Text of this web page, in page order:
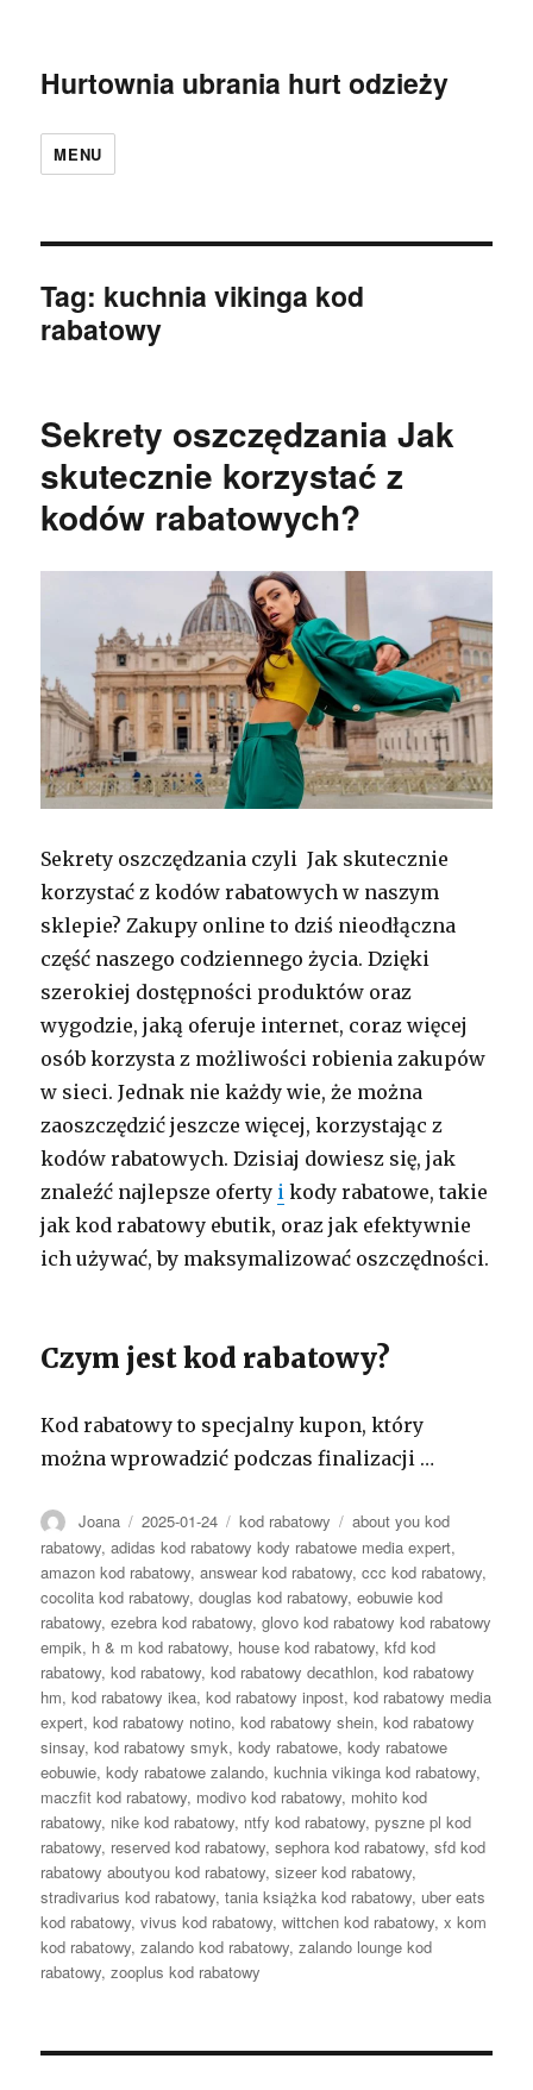
Hurtownia ubrania hurt odzieży
MENU
Tag: kuchnia vikinga kod
rabatowy
Sekrety oszczędzania Jak
skutecznie korzystać z
kodów rabatowych?
Sekrety oszczędzania czyli Jak skutecznie
korzystać z kodów rabatowych w naszym
sklepie? Zakupy online to dziś nieodłączna
część naszego codziennego życia. Dzięki
szerokiej dostępności produktów oraz
wygodzie, jaką oferuje internet, coraz więcej
osób korzysta z możliwości robienia zakupów
w sieci. Jednak nie każdy wie, że można
zaoszczędzić jeszcze więcej, korzystając z
kodów rabatowych. Dzisiaj dowiesz się, jak
znaleźć najlepsze oferty i kody rabatowe, takie
jak kod rabatowy ebutik, oraz jak efektywnie
ich używać, by maksymalizować oszczędności.
Czym jest kod rabatowy?
Kod rabatowy to specjalny kupon, który
można wprowadzić podczas finalizacji …
Autor
Joana Opublikowano
2025-01-24 Kategorie
kod rabatowy Tagi
about you kod
rabatowy,adidas kod rabatowy kody rabatowe media expert,
amazon kod rabatowy,answear kod rabatowy,ccc kod rabatowy,
cocolita kod rabatowy,douglas kod rabatowy,eobuwie kod
rabatowy,ezebra kod rabatowy,glovo kod rabatowy kod rabatowy
empik, h & m kod rabatowy, house kod rabatowy,kfd kod
rabatowy,kod rabatowy,kod rabatowy decathlon,kod rabatowy
hm,kod rabatowy ikea,kod rabatowy inpost,kod rabatowy media
expert,kod rabatowy notino,kod rabatowy shein,kod rabatowy
sinsay,kod rabatowy smyk,kody rabatowe,kody rabatowe
eobuwie,kody rabatowe zalando,kuchnia vikinga kod rabatowy,
maczfit kod rabatowy, modivo kod rabatowy, mohito kod
rabatowy, nike kod rabatowy, ntfy kod rabatowy,pyszne pl kod
rabatowy, reserved kod rabatowy,sephora kod rabatowy,sfd kod
rabatowy aboutyou kod rabatowy,sizeer kod rabatowy,
stradivarius kod rabatowy,tania książka kod rabatowy, uber eats
kod rabatowy,vivus kod rabatowy,wittchen kod rabatowy,x kom
kod rabatowy,zalando kod rabatowy,zalando lounge kod
rabatowy,zooplus kod rabatowy